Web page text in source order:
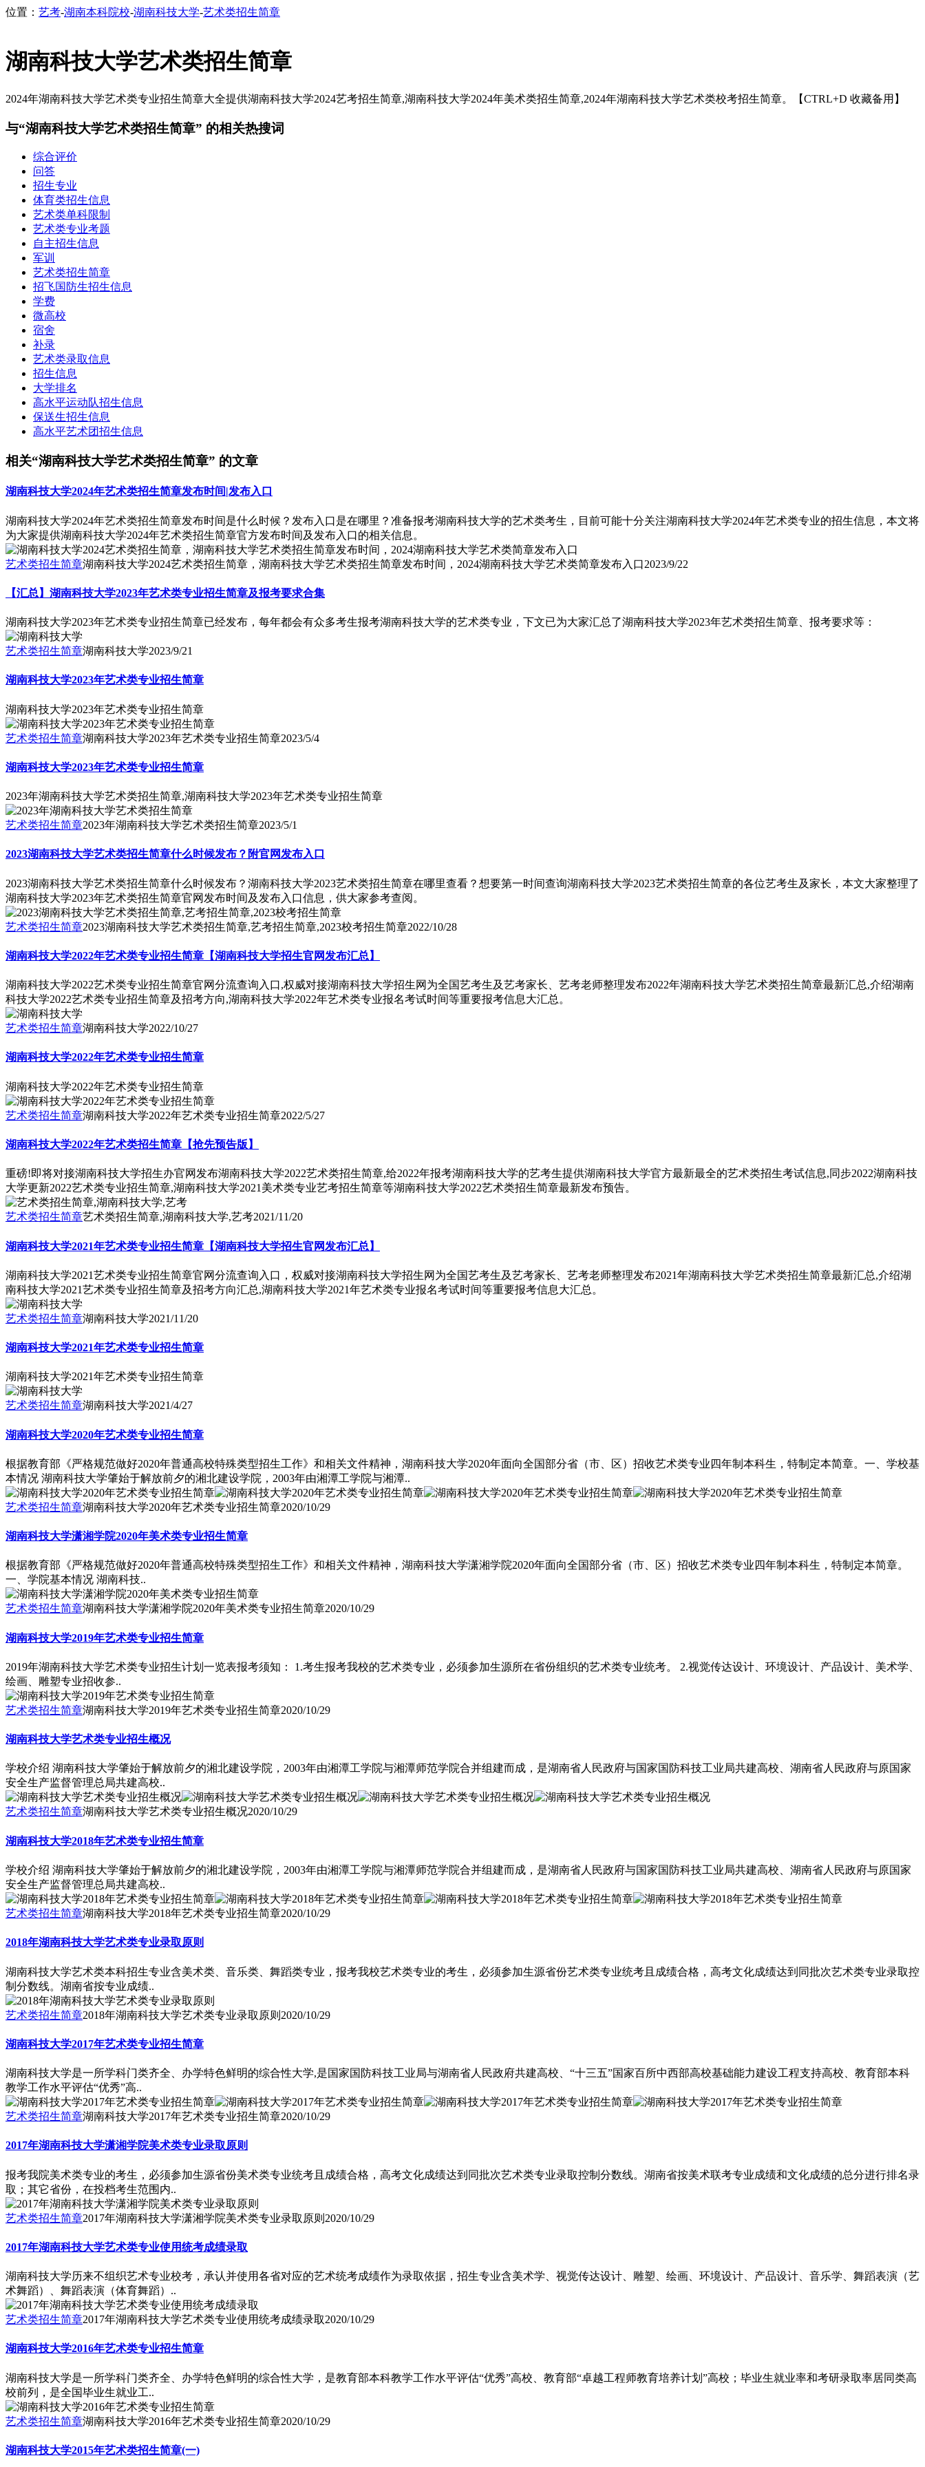
位置： 艺考-湖南本科院校-湖南科技大学-艺术类招生简章
湖南科技大学艺术类招生简章
2024年湖南科技大学艺术类专业招生简章大全提供湖南科技大学2024艺考招生简章,湖南科技大学2024年美术类招生简章,2024年湖南科技大学艺术类校考招生简章。【CTRL+D 收藏备用】
与“湖南科技大学艺术类招生简章” 的相关热搜词
综合评价
问答
招生专业
体育类招生信息
艺术类单科限制
艺术类专业考题
自主招生信息
军训
艺术类招生简章
招飞国防生招生信息
学费
微高校
宿舍
补录
艺术类录取信息
招生信息
大学排名
高水平运动队招生信息
保送生招生信息
高水平艺术团招生信息
相关“湖南科技大学艺术类招生简章” 的文章
湖南科技大学2024年艺术类招生简章发布时间|发布入口
湖南科技大学2024年艺术类招生简章发布时间是什么时候？发布入口是在哪里？准备报考湖南科技大学的艺术类考生，目前可能十分关注湖南科技大学2024年艺术类专业的招生信息，本文将
为大家提供湖南科技大学2024年艺术类招生简章官方发布时间及发布入口的相关信息。
艺术类招生简章湖南科技大学2024艺术类招生简章，湖南科技大学艺术类招生简章发布时间，2024湖南科技大学艺术类简章发布入口2023/9/22
【汇总】湖南科技大学2023年艺术类专业招生简章及报考要求合集
湖南科技大学2023年艺术类专业招生简章已经发布，每年都会有众多考生报考湖南科技大学的艺术类专业，下文已为大家汇总了湖南科技大学2023年艺术类招生简章、报考要求等：
艺术类招生简章湖南科技大学2023/9/21
湖南科技大学2023年艺术类专业招生简章
湖南科技大学2023年艺术类专业招生简章
艺术类招生简章湖南科技大学2023年艺术类专业招生简章2023/5/4
湖南科技大学2023年艺术类专业招生简章
2023年湖南科技大学艺术类招生简章,湖南科技大学2023年艺术类专业招生简章
艺术类招生简章2023年湖南科技大学艺术类招生简章2023/5/1
2023湖南科技大学艺术类招生简章什么时候发布？附官网发布入口
2023湖南科技大学艺术类招生简章什么时候发布？湖南科技大学2023艺术类招生简章在哪里查看？想要第一时间查询湖南科技大学2023艺术类招生简章的各位艺考生及家长，本文大家整理了
湖南科技大学2023年艺术类招生简章官网发布时间及发布入口信息，供大家参考查阅。
艺术类招生简章2023湖南科技大学艺术类招生简章,艺考招生简章,2023校考招生简章2022/10/28
湖南科技大学2022年艺术类专业招生简章【湖南科技大学招生官网发布汇总】
湖南科技大学2022艺术类专业招生简章官网分流查询入口,权威对接湖南科技大学招生网为全国艺考生及艺考家长、艺考老师整理发布2022年湖南科技大学艺术类招生简章最新汇总,介绍湖南
科技大学2022艺术类专业招生简章及招考方向,湖南科技大学2022年艺术类专业报名考试时间等重要报考信息大汇总。
艺术类招生简章湖南科技大学2022/10/27
湖南科技大学2022年艺术类专业招生简章
湖南科技大学2022年艺术类专业招生简章
艺术类招生简章湖南科技大学2022年艺术类专业招生简章2022/5/27
湖南科技大学2022年艺术类招生简章【抢先预告版】
重磅!即将对接湖南科技大学招生办官网发布湖南科技大学2022艺术类招生简章,给2022年报考湖南科技大学的艺考生提供湖南科技大学官方最新最全的艺术类招生考试信息,同步2022湖南科技
大学更新2022艺术类专业招生简章,湖南科技大学2021美术类专业艺考招生简章等湖南科技大学2022艺术类招生简章最新发布预告。
艺术类招生简章艺术类招生简章,湖南科技大学,艺考2021/11/20
湖南科技大学2021年艺术类专业招生简章【湖南科技大学招生官网发布汇总】
湖南科技大学2021艺术类专业招生简章官网分流查询入口，权威对接湖南科技大学招生网为全国艺考生及艺考家长、艺考老师整理发布2021年湖南科技大学艺术类招生简章最新汇总,介绍湖
南科技大学2021艺术类专业招生简章及招考方向汇总,湖南科技大学2021年艺术类专业报名考试时间等重要报考信息大汇总。
艺术类招生简章湖南科技大学2021/11/20
湖南科技大学2021年艺术类专业招生简章
湖南科技大学2021年艺术类专业招生简章
艺术类招生简章湖南科技大学2021/4/27
湖南科技大学2020年艺术类专业招生简章
根据教育部《严格规范做好2020年普通高校特殊类型招生工作》和相关文件精神，湖南科技大学2020年面向全国部分省（市、区）招收艺术类专业四年制本科生，特制定本简章。一、学校基
本情况 湖南科技大学肇始于解放前夕的湘北建设学院，2003年由湘潭工学院与湘潭..
艺术类招生简章湖南科技大学2020年艺术类专业招生简章2020/10/29
湖南科技大学潇湘学院2020年美术类专业招生简章
根据教育部《严格规范做好2020年普通高校特殊类型招生工作》和相关文件精神，湖南科技大学潇湘学院2020年面向全国部分省（市、区）招收艺术类专业四年制本科生，特制定本简章。
一、学院基本情况 湖南科技..
艺术类招生简章湖南科技大学潇湘学院2020年美术类专业招生简章2020/10/29
湖南科技大学2019年艺术类专业招生简章
2019年湖南科技大学艺术类专业招生计划一览表报考须知： 1.考生报考我校的艺术类专业，必须参加生源所在省份组织的艺术类专业统考。 2.视觉传达设计、环境设计、产品设计、美术学、
绘画、雕塑专业招收参..
艺术类招生简章湖南科技大学2019年艺术类专业招生简章2020/10/29
湖南科技大学艺术类专业招生概况
学校介绍 湖南科技大学肇始于解放前夕的湘北建设学院，2003年由湘潭工学院与湘潭师范学院合并组建而成，是湖南省人民政府与国家国防科技工业局共建高校、湖南省人民政府与原国家
安全生产监督管理总局共建高校..
艺术类招生简章湖南科技大学艺术类专业招生概况2020/10/29
湖南科技大学2018年艺术类专业招生简章
学校介绍 湖南科技大学肇始于解放前夕的湘北建设学院，2003年由湘潭工学院与湘潭师范学院合并组建而成，是湖南省人民政府与国家国防科技工业局共建高校、湖南省人民政府与原国家
安全生产监督管理总局共建高校..
艺术类招生简章湖南科技大学2018年艺术类专业招生简章2020/10/29
2018年湖南科技大学艺术类专业录取原则
湖南科技大学艺术类本科招生专业含美术类、音乐类、舞蹈类专业，报考我校艺术类专业的考生，必须参加生源省份艺术类专业统考且成绩合格，高考文化成绩达到同批次艺术类专业录取控
制分数线。湖南省按专业成绩..
艺术类招生简章2018年湖南科技大学艺术类专业录取原则 2020/10/29
湖南科技大学2017年艺术类专业招生简章
湖南科技大学是一所学科门类齐全、办学特色鲜明的综合性大学,是国家国防科技工业局与湖南省人民政府共建高校、“十三五”国家百所中西部高校基础能力建设工程支持高校、教育部本科
教学工作水平评估“优秀”高..
艺术类招生简章湖南科技大学2017年艺术类专业招生简章2020/10/29
2017年湖南科技大学潇湘学院美术类专业录取原则
报考我院美术类专业的考生，必须参加生源省份美术类专业统考且成绩合格，高考文化成绩达到同批次艺术类专业录取控制分数线。湖南省按美术联考专业成绩和文化成绩的总分进行排名录
取；其它省份，在投档考生范围内..
艺术类招生简章2017年湖南科技大学潇湘学院美术类专业录取原则 2020/10/29
2017年湖南科技大学艺术类专业使用统考成绩录取
湖南科技大学历来不组织艺术专业校考，承认并使用各省对应的艺术统考成绩作为录取依据，招生专业含美术学、视觉传达设计、雕塑、绘画、环境设计、产品设计、音乐学、舞蹈表演（艺
术舞蹈）、舞蹈表演（体育舞蹈）..
艺术类招生简章2017年湖南科技大学艺术类专业使用统考成绩录取2020/10/29
湖南科技大学2016年艺术类专业招生简章
湖南科技大学是一所学科门类齐全、办学特色鲜明的综合性大学，是教育部本科教学工作水平评估“优秀”高校、教育部“卓越工程师教育培养计划”高校；毕业生就业率和考研录取率居同类高
校前列，是全国毕业生就业工..
艺术类招生简章湖南科技大学2016年艺术类专业招生简章2020/10/29
湖南科技大学2015年艺术类招生简章(一)